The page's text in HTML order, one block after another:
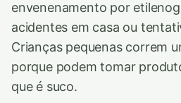
envenenamento por
acidentes em casa ou
Crianças pequenas correm
porque podem tomar
que é suco.